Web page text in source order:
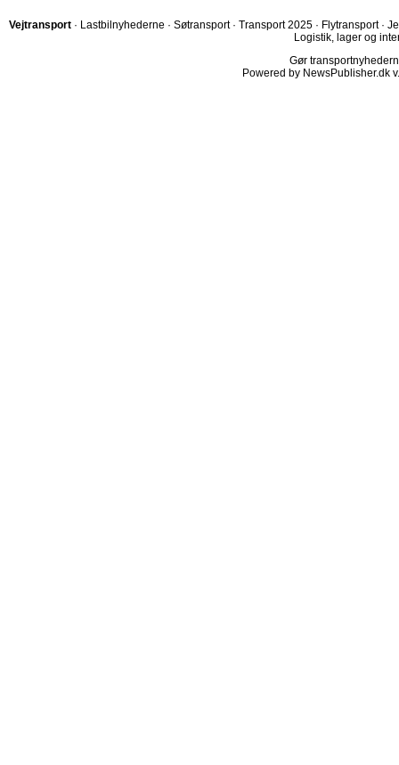
Vejtransport · Lastbilnyhederne · Søtransport · Transport 2025 · Flytransport ·
Logistik, lager og
Gør
Powered by NewsPublisher.dk